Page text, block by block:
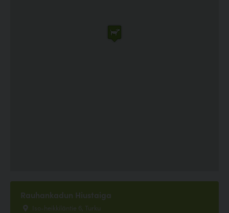
Rauhankadun Hiustaiga
Iso-heikkiläntie 6, Turku